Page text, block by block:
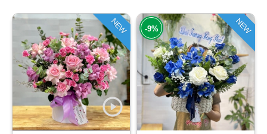
NEW NEW
-9%